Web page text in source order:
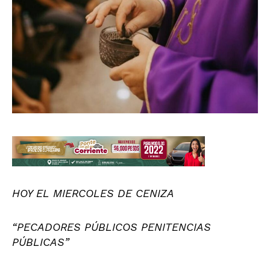
HOY EL MIERCOLES DE CENIZA
“PECADORES PÚBLICOS PENITENCIAS
PÚBLICAS”